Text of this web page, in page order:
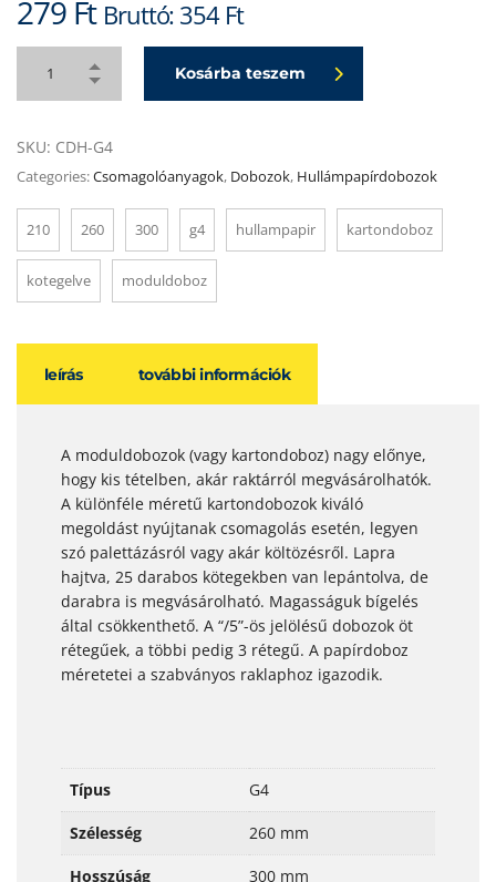
279 Ft Bruttó:354Ft
Kosárba teszem
SKU: CDH-G4
Categories:Csomagolóanyagok, Dobozok, Hullámpapírdobozok
210 260 300 g4 hullampapir kartondoboz
kotegelve moduldoboz
leírás további információk
A moduldobozok (vagy kartondoboz) nagy előnye,
hogy kis tételben, akár raktárról megvásárolhatók.
A különféle méretű kartondobozok kiváló
megoldást nyújtanak csomagolás esetén, legyen
szó palettázásról vagy akár költözésről. Lapra
hajtva, 25 darabos kötegekben van lepántolva, de
darabra is megvásárolható. Magasságuk bígelés
által csökkenthető. A “/5”-ös jelölésű dobozok öt
rétegűek, a többi pedig 3 rétegű. A papírdoboz
méretetei a szabványos raklaphoz igazodik.
Típus G4
Szélesség 260 mm
Hosszúság 300 mm